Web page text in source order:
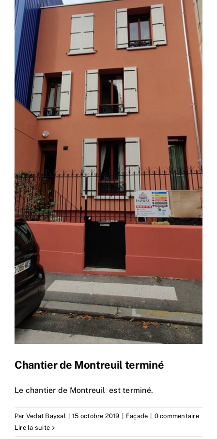
Chantier de Montreuil terminé
Le chantier de Montreuil est terminé.
Par Vedat Baysal 15 octobre 2019 Façade
0 commentaire
Lire la suite